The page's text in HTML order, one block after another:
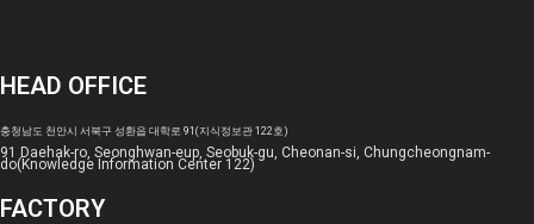
HEAD OFFICE
충청남도 천안시 서북구 성환읍 대학로 91(지식정보관 122호)
91 Daehak-ro, Seonghwan-eup, Seobuk-gu, Cheonan-si, Chungcheongnam-
do(Knowledge Information Center 122)
FACTORY